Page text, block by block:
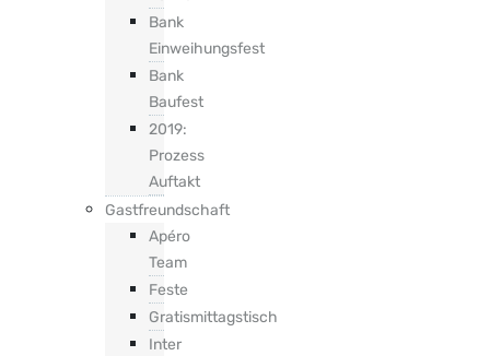
Bank
Einweihungsfest
Bank
Baufest
2019:
Prozess
Auftakt
Gastfreundschaft
Apéro
Team
Feste
Gratismittagstisch
Inter